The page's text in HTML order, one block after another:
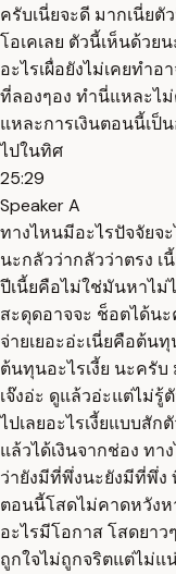
ครับเนี่ยจะดี มากเนี่ย
โอเคเลย ตัวนี้เห็นด้วย
อะไรเผื่อยังไม่เคยทำอ
ที่ลองๆอง ทำนี่แหละไ
แหละการเงินตอนนี้เป็
ไปในทิศ
25:29
Speaker A
ทางไหนมีอะไรปัจจัยจ
นะกลัวว่ากลัวว่าตรง
ปีเนี้ยคือไม่ใช่มันหาไม่
สะดุดอาจจะ ช็อตได้น
จ่ายเยอะอ่ะเนี่ยคือต้น
ต้นทุนอะไรเงี้ย นะครั
เจ๊งอ่ะ ดูแล้วอ่ะแต่ไม่
ไปเลยอะไรเงี้ยแบบสัก
แล้วได้เงินจากช่อง ท
ว่ายังมีที่พึ่งนะยังมีที่พึ่
ตอนนี้โสดไม่คาดหวังห
อะไรมีโอกาส โสดยาว
ถูกใจไม่ถูกจริตแต่ไม่